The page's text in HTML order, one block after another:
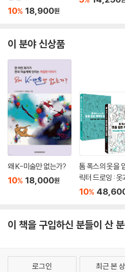
색채의 이미지 언어
국기의 상징성
행사 및 테마파크의 상징색
기타 상징 요소로서의 색
5 색채 심리를 이용한 색채 계획
기능성 색채 계획
색채 계획의 과정
안전 색채
6 색채의 연상 형태와 색채 문화
6장 예술과 색채
바로크
낭만주의
6. 예술과 색채
살펴본다.
7. 색채 조화론과 배색
많은 색채연구가들이 주장한 색채 조화
법을 살펴본다.
8. 색이름
색이름에 대한 기초적인 이해를 돕고
상이나 톤의 구성 방식, 계통색을 이해
9. 색채 관리
색채 관리에서 필요한 개요와 색채 측정
정기의 종류와 육안으로 색을 검색할 때
서의 오차 판정 조건은 무엇인지 등을 살
10. 디지털 색채
10% 18,900원
이 분야 신상품
왜 K-미술만 없는가?
10% 18,000원
톰 폭스의 옷을
릭터 드로잉 : 옷
그리기 가이드 +
10%
이 책을 구입하신 분들이 산
로그인 최근 본